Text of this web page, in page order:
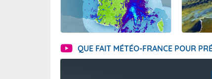
QUE FAIT MÉTÉO-FRANCE POUR